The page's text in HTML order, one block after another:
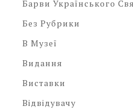
Барви Українського
Без Рубрики
В Музеї
Видання
Виставки
Відвідувачу